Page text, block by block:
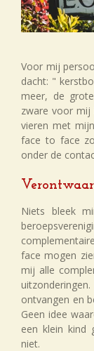
Voor mij
dacht: "
meer, de
zware voor mij
vieren met
face to face
onder de
Niets bleek
face mogen
mij alle
ontvangen en
Geen idee
een klein kind
niet.